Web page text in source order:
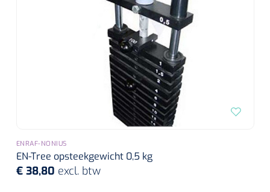
ENRAF-NONIUS
EN-Tree opsteekgewicht 0,5 kg
€ 38,80 excl. btw